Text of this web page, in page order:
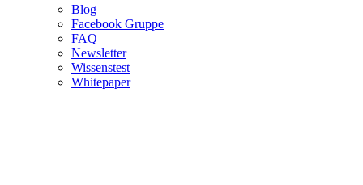
Blog
Facebook Gruppe
FAQ
Newsletter
Wissenstest
Whitepaper